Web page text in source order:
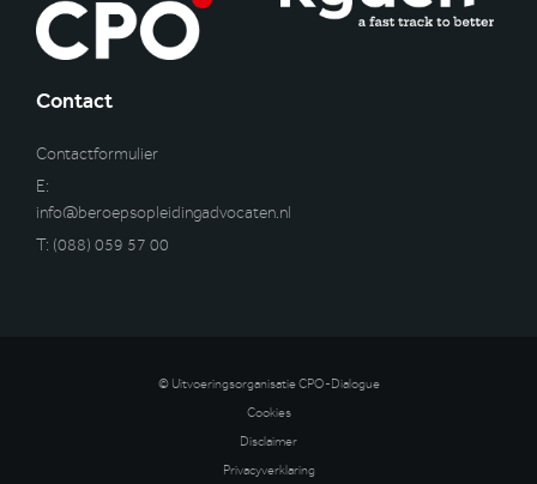
Contact
Contactformulier
E:
info@beroepsopleidingadvocaten.nl
T: (088) 059 57 00
© Uitvoeringsorganisatie CPO-Dialogue
Cookies
Disclaimer
Privacyverklaring